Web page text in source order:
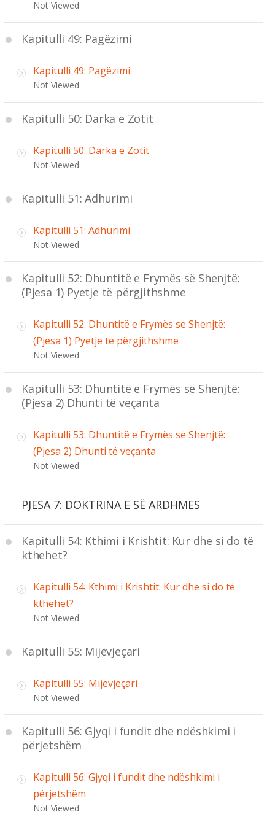
Not Viewed
Kapitulli 49: Pagëzimi
Kapitulli 49: Pagëzimi
Not Viewed
Kapitulli 50: Darka e Zotit
Kapitulli 50: Darka e Zotit
Not Viewed
Kapitulli 51: Adhurimi
Kapitulli 51: Adhurimi
Not Viewed
Kapitulli 52: Dhuntitë e Frymës së Shenjtë:
(Pjesa 1) Pyetje të përgjithshme
Kapitulli 52: Dhuntitë e Frymës së Shenjtë:
(Pjesa 1) Pyetje të përgjithshme
Not Viewed
Kapitulli 53: Dhuntitë e Frymës së Shenjtë:
(Pjesa 2) Dhunti të veçanta
Kapitulli 53: Dhuntitë e Frymës së Shenjtë:
(Pjesa 2) Dhunti të veçanta
Not Viewed
PJESA 7: DOKTRINA E SË ARDHMES
Kapitulli 54: Kthimi i Krishtit: Kur dhe si do të
kthehet?
Kapitulli 54: Kthimi i Krishtit: Kur dhe si do të
kthehet?
Not Viewed
Kapitulli 55: Mijëvjeçari
Kapitulli 55: Mijëvjeçari
Not Viewed
Kapitulli 56: Gjyqi i fundit dhe ndëshkimi i
përjetshëm
Kapitulli 56: Gjyqi i fundit dhe ndëshkimi i
përjetshëm
Not Viewed